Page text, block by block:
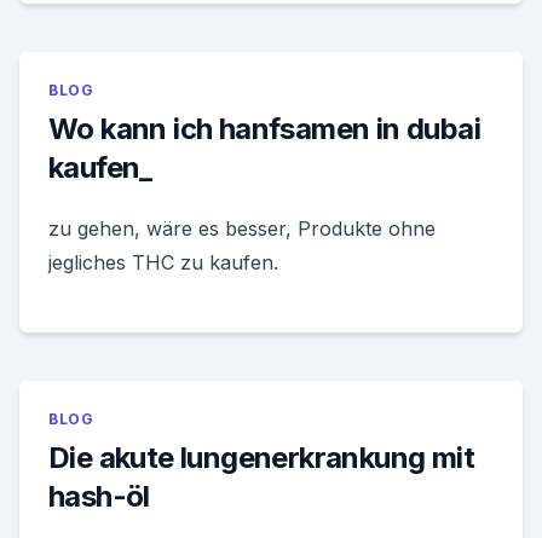
BLOG
Wo kann ich hanfsamen in dubai
kaufen_
zu gehen, wäre es besser, Produkte ohne
jegliches THC zu kaufen.
BLOG
Die akute lungenerkrankung mit
hash-öl